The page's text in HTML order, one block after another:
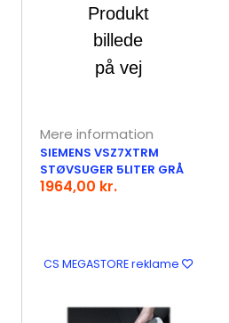
Mere information
SIEMENS VSZ7XTRM
STØVSUGER 5LITER GRÅ
1964,00 kr.
CS MEGASTORE reklame